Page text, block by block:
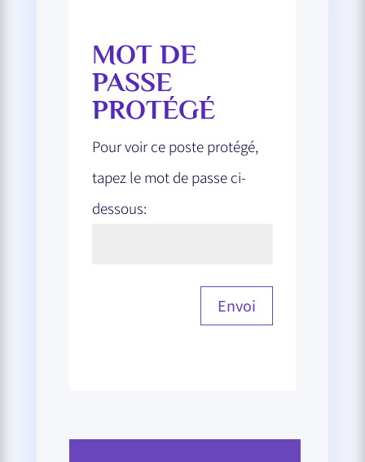
MOT DE
PASSE
PROTÉGÉ
Pour voir ce poste protégé,
tapez le mot de passe ci-
dessous:
Envoi